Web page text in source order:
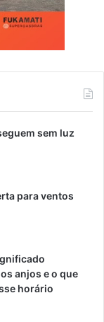
sem luz
para ventos
anjos e o que
horário